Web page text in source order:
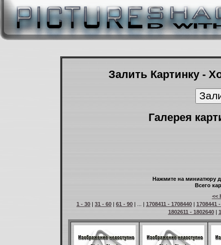
Залить Картинку -
Галерея
Нажмите на миниатюру
Всего
<<
1 - 30 | 31 - 60 | 61 - 90 | ... | 1708411 - 1708440 | 1708441
1802611 - 1802640|